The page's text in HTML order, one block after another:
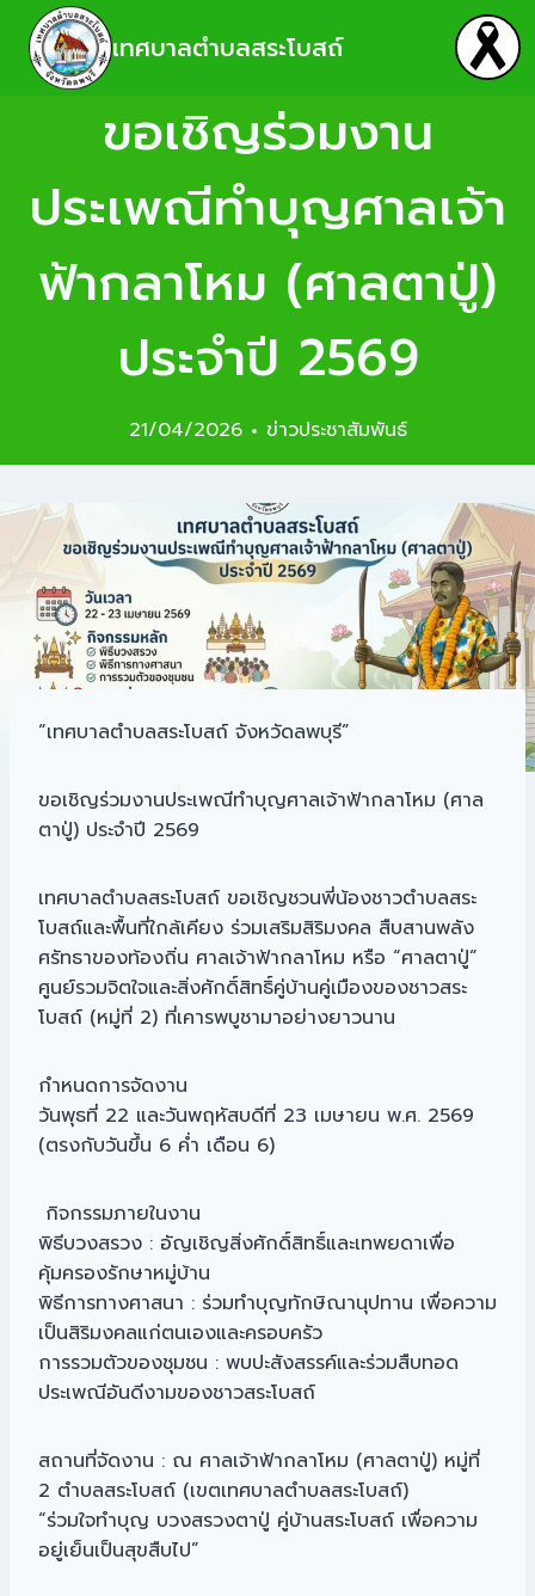
เทศบาลตำบลสระโบสถ์
ขอเชิญร่วมงาน
ประเพณีทำบุญศาลเจ้า
ฟ้ากลาโหม (ศาลตาปู่)
ประจำปี 2569
21/04/2026 ข่าวประชาสัมพันธ์
“เทศบาลตำบลสระโบสถ์ จังหวัดลพบุรี”
ขอเชิญร่วมงานประเพณีทำบุญศาลเจ้าฟ้ากลาโหม (ศาล
ตาปู่) ประจำปี 2569
เทศบาลตำบลสระโบสถ์ ขอเชิญชวนพี่น้องชาวตำบลสระ
โบสถ์และพื้นที่ใกล้เคียง ร่วมเสริมสิริมงคล สืบสานพลัง
ศรัทธาของท้องถิ่น ศาลเจ้าฟ้ากลาโหม หรือ “ศาลตาปู่”
ศูนย์รวมจิตใจและสิ่งศักดิ์สิทธิ์คู่บ้านคู่เมืองของชาวสระ
โบสถ์ (หมู่ที่ 2) ที่เคารพบูชามาอย่างยาวนาน
กำหนดการจัดงาน
วันพุธที่ 22 และวันพฤหัสบดีที่ 23 เมษายน พ.ศ. 2569
(ตรงกับวันขึ้น 6 ค่ำ เดือน 6)
กิจกรรมภายในงาน
พิธีบวงสรวง : อัญเชิญสิ่งศักดิ์สิทธิ์และเทพยดาเพื่อ
คุ้มครองรักษาหมู่บ้าน
พิธีการทางศาสนา : ร่วมทำบุญทักษิณานุปทาน เพื่อความ
เป็นสิริมงคลแก่ตนเองและครอบครัว
การรวมตัวของชุมชน : พบปะสังสรรค์และร่วมสืบทอด
ประเพณีอันดีงามของชาวสระโบสถ์
สถานที่จัดงาน : ณ ศาลเจ้าฟ้ากลาโหม (ศาลตาปู่) หมู่ที่
2 ตำบลสระโบสถ์ (เขตเทศบาลตำบลสระโบสถ์)
“ร่วมใจทำบุญ บวงสรวงตาปู่ คู่บ้านสระโบสถ์ เพื่อความ
อยู่เย็นเป็นสุขสืบไป”